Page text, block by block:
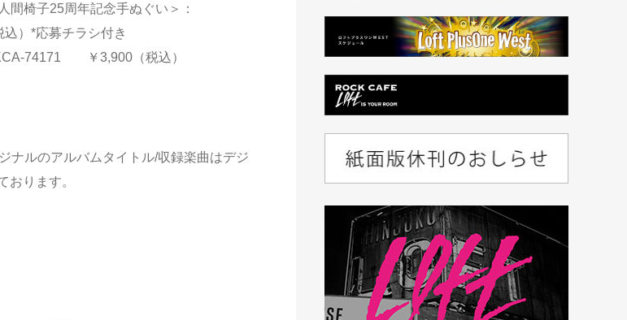
椅子25周年記念手ぬぐい＞：
）*応募チラシ付き
74171 ￥3,900（税込）
ナルのアルバムタイトル/収録楽曲はデジ
おります。